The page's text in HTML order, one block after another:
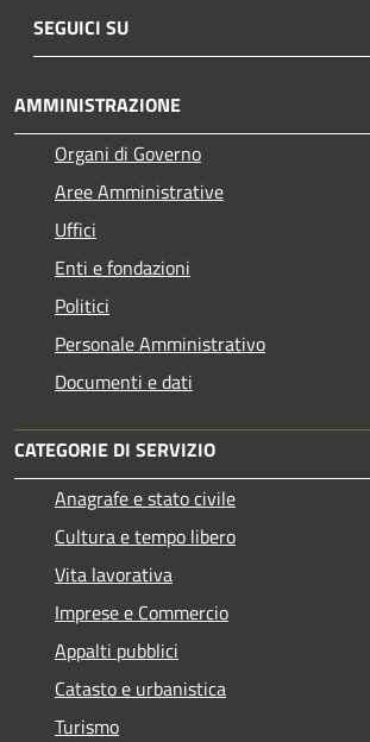
SEGUICI SU
AMMINISTRAZIONE
Organi di Governo
Aree Amministrative
Uffici
Enti e fondazioni
Politici
Personale Amministrativo
Documenti e dati
CATEGORIE DI SERVIZIO
Anagrafe e stato civile
Cultura e tempo libero
Vita lavorativa
Imprese e Commercio
Appalti pubblici
Catasto e urbanistica
Turismo